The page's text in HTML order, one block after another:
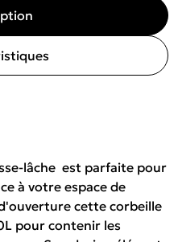
lâche est parfaite pour
à votre espace de
cette corbeille
pour contenir les